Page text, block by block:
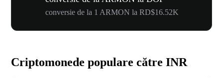
conversie de la 1 ARMON la RD$16.52K
Criptomonede populare către INR